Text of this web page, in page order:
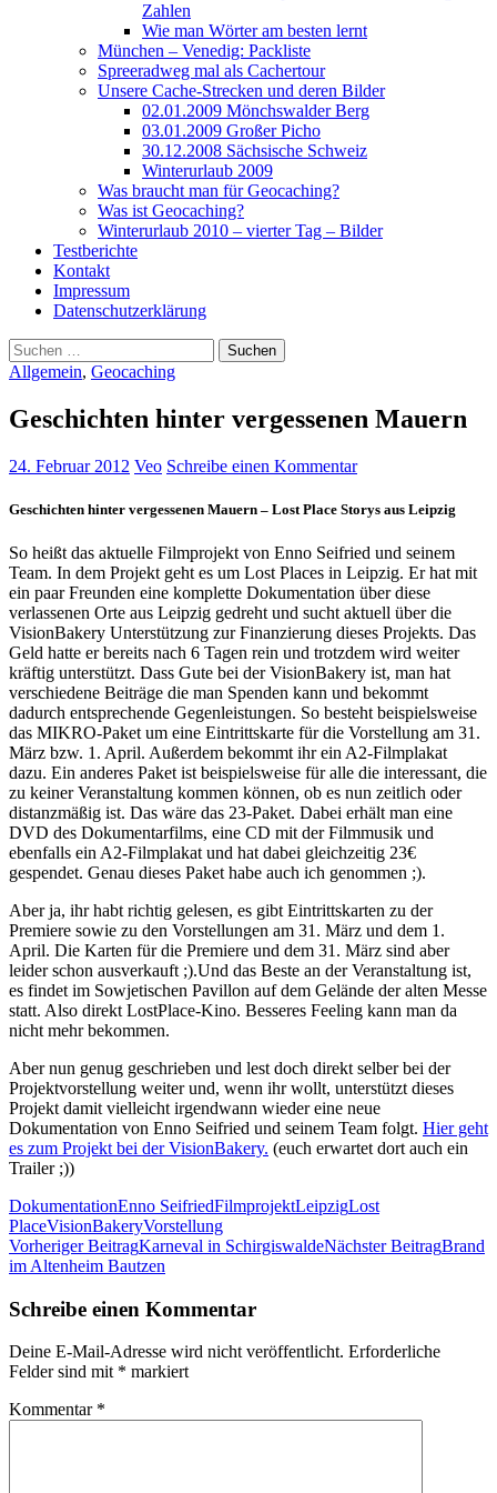
Zahlen
Wie man Wörter am besten lernt
München – Venedig: Packliste
Spreeradweg mal als Cachertour
Unsere Cache-Strecken und deren Bilder
02.01.2009 Mönchswalder Berg
03.01.2009 Großer Picho
30.12.2008 Sächsische Schweiz
Winterurlaub 2009
Was braucht man für Geocaching?
Was ist Geocaching?
Winterurlaub 2010 – vierter Tag – Bilder
Testberichte
Kontakt
Impressum
Datenschutzerklärung
Suchen
nach:
Allgemein, Geocaching
Geschichten hinter vergessenen Mauern
24. Februar 2012 Veo Schreibe einen Kommentar
Geschichten hinter vergessenen Mauern – Lost Place Storys aus Leipzig
So heißt das aktuelle Filmprojekt von Enno Seifried und seinem
Team. In dem Projekt geht es um Lost Places in Leipzig. Er hat mit
ein paar Freunden eine komplette Dokumentation über diese
verlassenen Orte aus Leipzig gedreht und sucht aktuell über die
VisionBakery Unterstützung zur Finanzierung dieses Projekts. Das
Geld hatte er bereits nach 6 Tagen rein und trotzdem wird weiter
kräftig unterstützt. Dass Gute bei der VisionBakery ist, man hat
verschiedene Beiträge die man Spenden kann und bekommt
dadurch entsprechende Gegenleistungen. So besteht beispielsweise
das MIKRO-Paket um eine Eintrittskarte für die Vorstellung am 31.
März bzw. 1. April. Außerdem bekommt ihr ein A2-Filmplakat
dazu. Ein anderes Paket ist beispielsweise für alle die interessant, die
zu keiner Veranstaltung kommen können, ob es nun zeitlich oder
distanzmäßig ist. Das wäre das 23-Paket. Dabei erhält man eine
DVD des Dokumentarfilms, eine CD mit der Filmmusik und
ebenfalls ein A2-Filmplakat und hat dabei gleichzeitig 23€
gespendet. Genau dieses Paket habe auch ich genommen ;).
Aber ja, ihr habt richtig gelesen, es gibt Eintrittskarten zu der
Premiere sowie zu den Vorstellungen am 31. März und dem 1.
April. Die Karten für die Premiere und dem 31. März sind aber
leider schon ausverkauft ;).Und das Beste an der Veranstaltung ist,
es findet im Sowjetischen Pavillon auf dem Gelände der alten Messe
statt. Also direkt LostPlace-Kino. Besseres Feeling kann man da
nicht mehr bekommen.
Aber nun genug geschrieben und lest doch direkt selber bei der
Projektvorstellung weiter und, wenn ihr wollt, unterstützt dieses
Projekt damit vielleicht irgendwann wieder eine neue
Dokumentation von Enno Seifried und seinem Team folgt. Hier geht
es zum Projekt bei der VisionBakery. (euch erwartet dort auch ein
Trailer ;))
DokumentationEnno SeifriedFilmprojektLeipzigLost
PlaceVisionBakeryVorstellung
Beitrags-
Navigation
Vorheriger BeitragKarneval in SchirgiswaldeNächster BeitragBrand
im Altenheim Bautzen
Schreibe einen Kommentar
Deine E-Mail-Adresse wird nicht veröffentlicht. Erforderliche
Felder sind mit * markiert
Kommentar *